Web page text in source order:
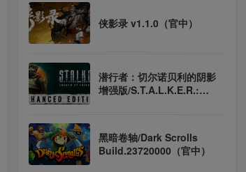
侠影录 v1.1.0（官中）
潜行者：切尔诺贝利的阴影
增强版/S.T.A.L.K.E.R.:
v1.10.1.27021（官中）
黑暗卷轴/Dark Scrolls
Build.23720000（官中）